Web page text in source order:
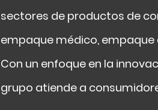
sectores de productos de
empaque médico,
Con un enfoque en la
grupo atiende a